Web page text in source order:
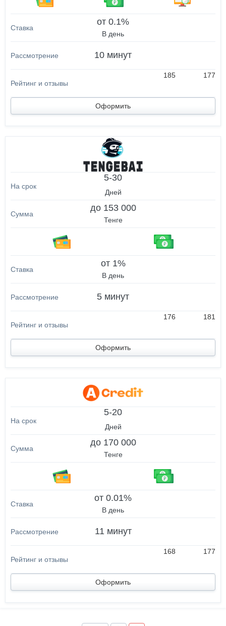
от 0.1%
В день
10 минут
185 177
Оформить
5-30
Дней
до 153 000
Тенге
от 1%
В день
5 минут
176 181
Оформить
5-20
Дней
до 170 000
Тенге
от 0.01%
В день
11 минут
168 177
Оформить